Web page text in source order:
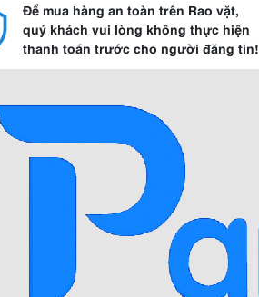
Để mua hàng an toàn trên Rao vặt,
quý khách vui lòng không thực hiện
thanh toán trước cho người đăng tin!